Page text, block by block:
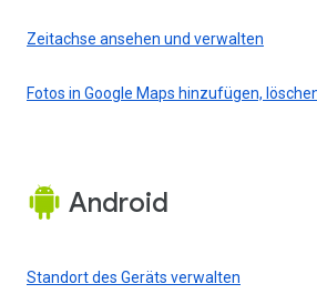
Zeitachse ansehen und verwalten
Fotos in Google Maps hinzufügen,
Android
Standort des Geräts verwalten